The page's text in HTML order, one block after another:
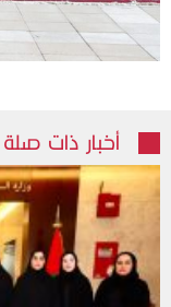
أخبار ذات صلة